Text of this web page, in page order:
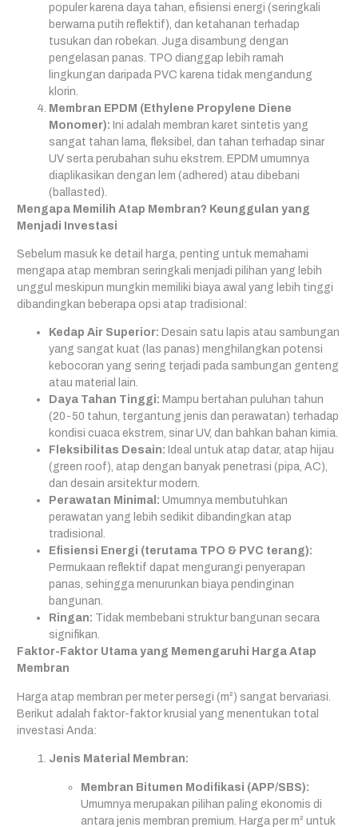
populer karena daya tahan, efisiensi energi (seringkali
berwarna putih reflektif), dan ketahanan terhadap
tusukan dan robekan. Juga disambung dengan
pengelasan panas. TPO dianggap lebih ramah
lingkungan daripada PVC karena tidak mengandung
klorin.
Membran EPDM (Ethylene Propylene Diene
Monomer): Ini adalah membran karet sintetis yang
sangat tahan lama, fleksibel, dan tahan terhadap sinar
UV serta perubahan suhu ekstrem. EPDM umumnya
diaplikasikan dengan lem (adhered) atau dibebani
(ballasted).
Mengapa Memilih Atap Membran? Keunggulan yang
Menjadi Investasi
Sebelum masuk ke detail harga, penting untuk memahami
mengapa atap membran seringkali menjadi pilihan yang lebih
unggul meskipun mungkin memiliki biaya awal yang lebih tinggi
dibandingkan beberapa opsi atap tradisional:
Kedap Air Superior: Desain satu lapis atau sambungan
yang sangat kuat (las panas) menghilangkan potensi
kebocoran yang sering terjadi pada sambungan genteng
atau material lain.
Daya Tahan Tinggi: Mampu bertahan puluhan tahun
(20-50 tahun, tergantung jenis dan perawatan) terhadap
kondisi cuaca ekstrem, sinar UV, dan bahkan bahan kimia.
Fleksibilitas Desain: Ideal untuk atap datar, atap hijau
(green roof), atap dengan banyak penetrasi (pipa, AC),
dan desain arsitektur modern.
Perawatan Minimal: Umumnya membutuhkan
perawatan yang lebih sedikit dibandingkan atap
tradisional.
Efisiensi Energi (terutama TPO & PVC terang):
Permukaan reflektif dapat mengurangi penyerapan
panas, sehingga menurunkan biaya pendinginan
bangunan.
Ringan: Tidak membebani struktur bangunan secara
signifikan.
Faktor-Faktor Utama yang Memengaruhi Harga Atap
Membran
Harga atap membran per meter persegi (m²) sangat bervariasi.
Berikut adalah faktor-faktor krusial yang menentukan total
investasi Anda:
Jenis Material Membran:
Membran Bitumen Modifikasi (APP/SBS):
Umumnya merupakan pilihan paling ekonomis di
antara jenis membran premium. Harga per m² untuk